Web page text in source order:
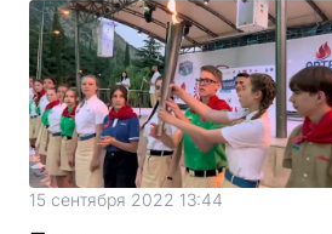
15 сентября 2022 13:44